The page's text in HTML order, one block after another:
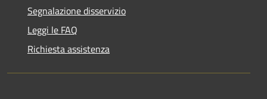
Segnalazione disservizio
Leggi le FAQ
Richiesta assistenza